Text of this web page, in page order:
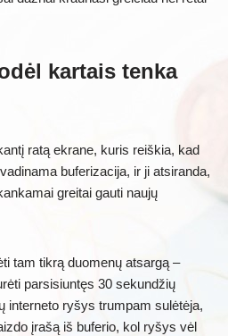
kartais tenka
ratą ekrane, kuris reiškia, kad
buferizacija, ir ji atsiranda,
greitai gauti naujų
tam tikrą duomenų atsargą –
parsisiuntęs 30 sekundžių
interneto ryšys trumpam sulėtėja,
įrašą iš buferio, kol ryšys vėl